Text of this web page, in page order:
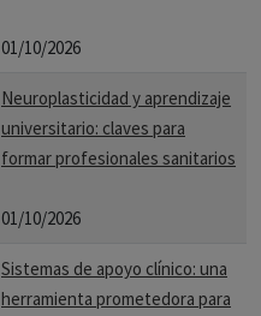
01/10/2026
Neuroplasticidad y aprendizaje
universitario: claves para
formar profesionales sanitarios
01/10/2026
Sistemas de apoyo clínico: una
herramienta prometedora para